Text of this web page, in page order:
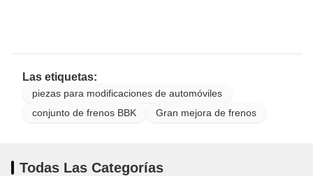
Las etiquetas:
piezas para modificaciones de automóviles
conjunto de frenos BBK
Gran mejora de frenos
Todas Las Categorías